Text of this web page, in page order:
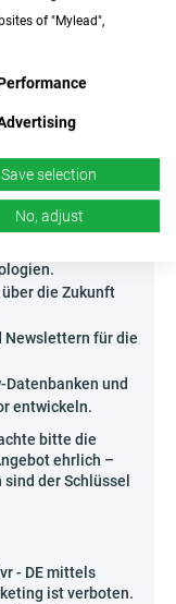
Branchen-
und
steigern
und
kreativen
die Zukunft
Newslettern für die
und
entwickeln.
bitte die
ehrlich –
der Schlüssel
- DE mittels
ist verboten.
of "Mylead",
Save selection
No, adjust